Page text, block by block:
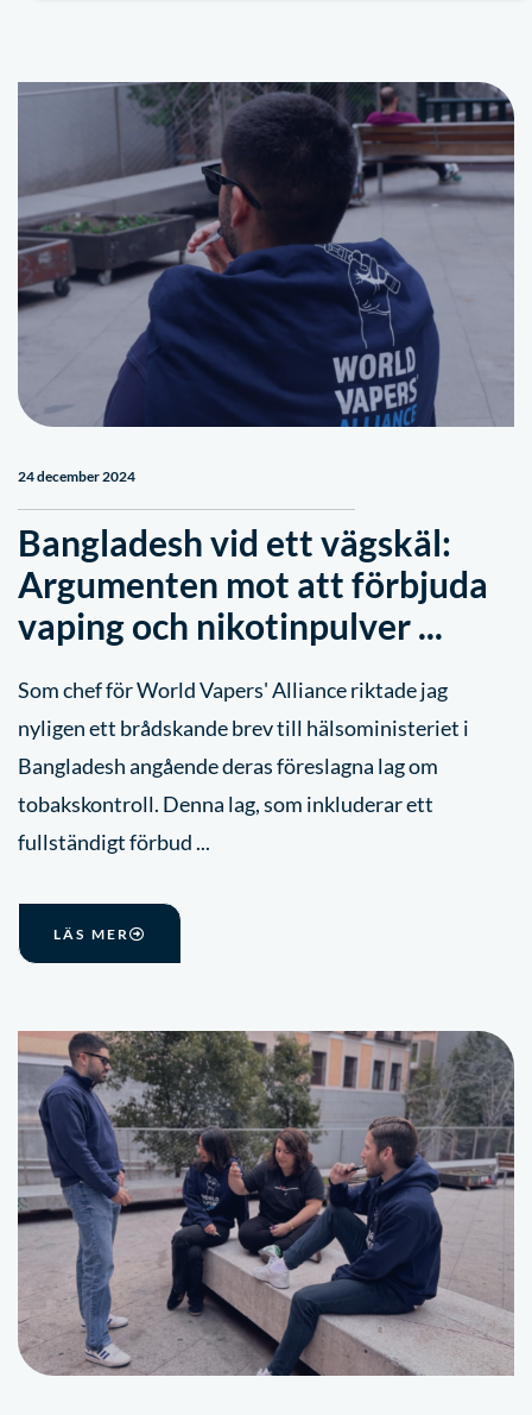
24 december 2024
Bangladesh vid ett vägskäl:
Argumenten mot att förbjuda
vaping och nikotinpulver ...
Som chef för World Vapers' Alliance riktade jag
nyligen ett brådskande brev till hälsoministeriet i
Bangladesh angående deras föreslagna lag om
tobakskontroll. Denna lag, som inkluderar ett
fullständigt förbud ...
LÄS MER